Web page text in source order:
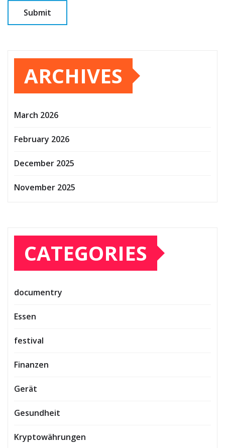
ARCHIVES
March 2026
February 2026
December 2025
November 2025
CATEGORIES
documentry
Essen
festival
Finanzen
Gerät
Gesundheit
Kryptowährungen